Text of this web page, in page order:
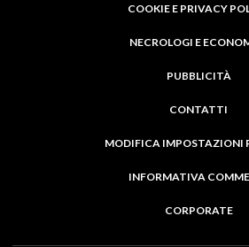
COOKIE E PRIVACY
NECROLOGI E
PUBBLICITÀ
CONTATTI
MODIFICA IMPOSTAZIONI
INFORMATIVA
CORPORATE